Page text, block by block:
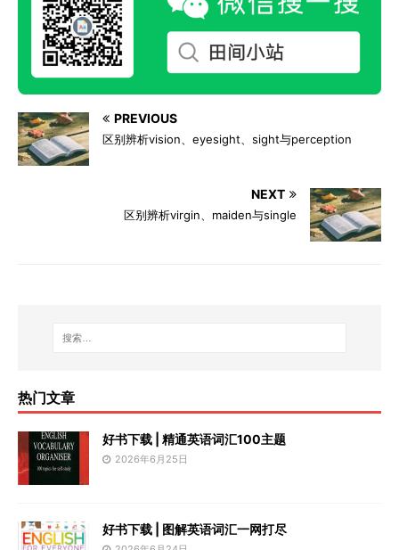
PREVIOUS
区别辨析vision、eyesight、sight与perception
NEXT
区别辨析virgin、maiden与single
热门文章
好书下载 | 精通英语词汇100主题
2026年6月25日
好书下载 | 图解英语词汇一网打尽